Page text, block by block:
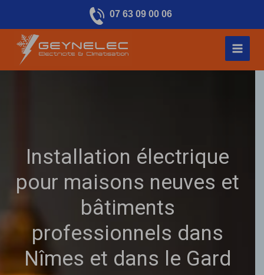
contenu
07 63 09 00 06
Installation électrique
pour maisons neuves et
bâtiments
professionnels dans
Nîmes et dans le Gard